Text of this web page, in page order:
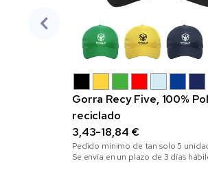
Gorra Recy Five, 100%
reciclado
3,43-18,84 €
Pedido mínimo de tan solo5
Se envía en un plazo de 3 días